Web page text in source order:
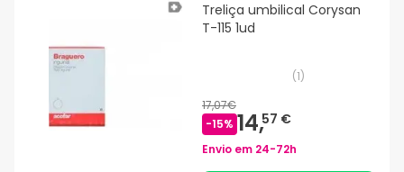
Treliça umbilical Corysan
T-115 1ud
(1)
17,07€
-15% 14,57 €
Envio em 24-72h